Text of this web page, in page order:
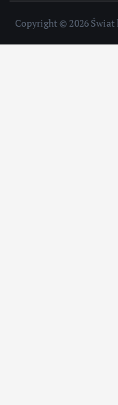
Copyright © 2026 Świat